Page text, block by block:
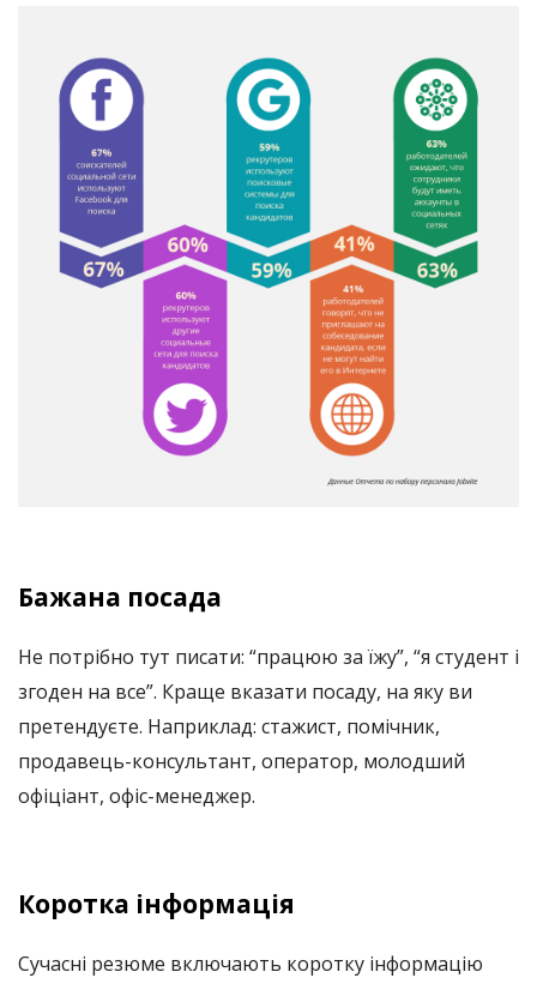
Бажана посада
Не потрібно тут писати: “працюю за їжу”, “я студент і
згоден на все”. Краще вказати посаду, на яку ви
претендуєте. Наприклад: стажист, помічник,
продавець-консультант, оператор, молодший
офіціант, офіс-менеджер.
Коротка інформація
Сучасні резюме включають коротку інформацію